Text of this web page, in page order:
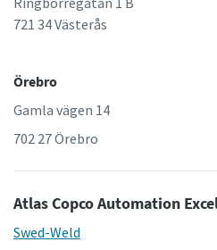
721 34 Västerås
Örebro
Gamla vägen 14
702 27 Örebro
Atlas Copco Automation
Swed-Weld